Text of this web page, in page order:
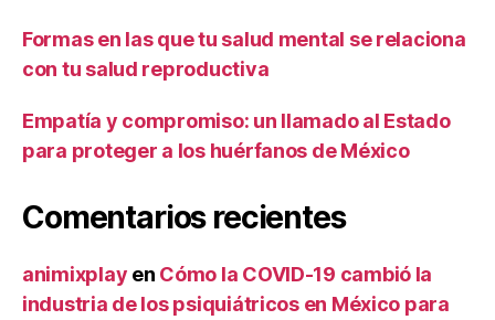
Formas en las que tu salud mental se relaciona
con tu salud reproductiva
Empatía y compromiso: un llamado al Estado
para proteger a los huérfanos de México
Comentarios recientes
animixplay en Cómo la COVID-19 cambió la
industria de los psiquiátricos en México para